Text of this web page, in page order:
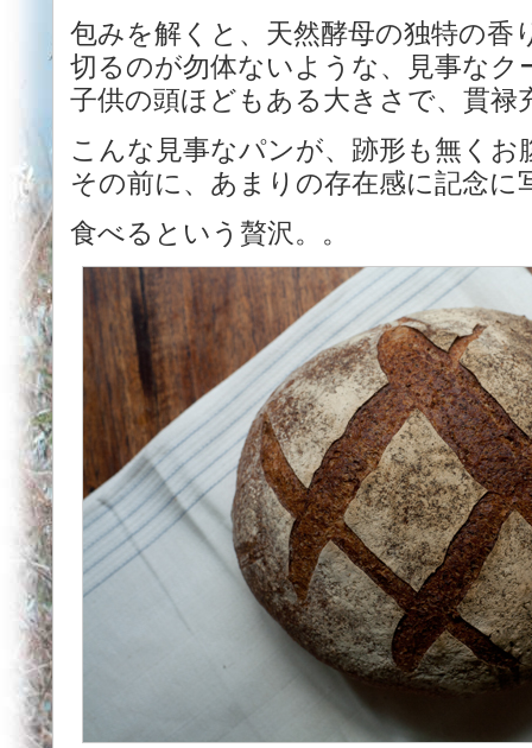
包みを解くと、天然酵母の独特の香
切るのが勿体ないような、見事なク
子供の頭ほどもある大きさで、貫禄
こんな見事なパンが、跡形も無くお
その前に、あまりの存在感に記念に
食べるという贅沢。。